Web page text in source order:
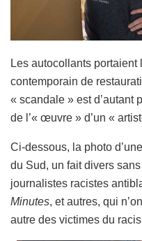
Les autocollants portaient
contemporain de
« scandale » est d’autant
de l’« œuvre » d’un «
Ci-dessous, la photo
du Sud, un fait divers
journalistes racistes
Minutes, et autres, qui
autre des victimes du